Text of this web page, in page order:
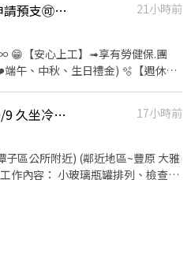
夜班實習
滿一個月：$2000、滿二個月：
日(需配
4000元/次 每3個月累計加班時數大
2000元/次 ❣久任獎金: 滿1個月可領
6個月可領3000元/次 🎁【福
號@547qfznf（記得加＠） ♥點擊
入後請傳: 職缺截圖+姓名+電話)
需要受訓1至2個月的時間 🔆 受訓
發獎金2,000-17,000元!) ---- ⭕周
有獎金) - 【福利】 ⭕️久任經獎勵:
3,000元/次 ， 滿六個月 3,000元/
午) __________________ ❣️ 想應
速加入: https://lin.ee/uTDSgvh
💥潭子🧑‍🏭固定班🙋🏻‍♀️可申請預支🉑️周休二日💰三節獎金💰久任獎金
21小時前
安心上工】➟享有勞健保.團
午、中秋、生日禮金) 🫧【週休二
包裝作業 ✨產品檢驗作業 ✨試產前
持生產順暢、切換產品製程、進行
小夜班津貼:30元/HR) ⏰大夜
(潭子🟪暑期打工) 8/18到9/9 久坐冷氣房~檢查包裝~速度報名
17小時前
子區公所附近) (鄰近地區~豐原 大雅
作內容： 小玻璃瓶罐排列、檢查、